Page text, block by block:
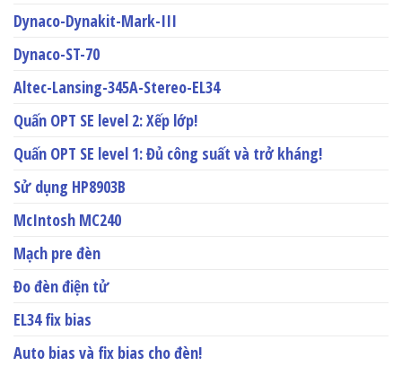
Dynaco-Dynakit-Mark-III
Dynaco-ST-70
Altec-Lansing-345A-Stereo-EL34
Quấn OPT SE level 2: Xếp lớp!
Quấn OPT SE level 1: Đủ công suất và trở kháng!
Sử dụng HP8903B
McIntosh MC240
Mạch pre đèn
Đo đèn điện tử
EL34 fix bias
Auto bias và fix bias cho đèn!